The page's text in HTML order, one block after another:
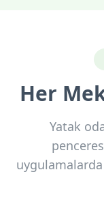
Her
Yatak
uygulamalarda